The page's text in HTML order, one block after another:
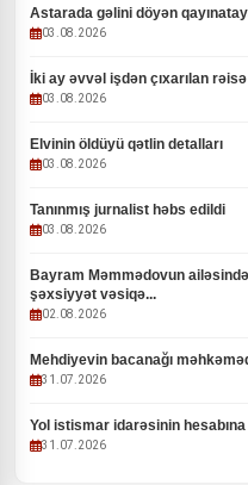
Astarada gəlini döyən
03.08.2026
İki ay əvvəl işdən çıxarılan
03.08.2026
Elvinin öldüyü qətlin detalları
03.08.2026
Tanınmış jurnalist həbs edildi
03.08.2026
Bayram Məmmədovun
şəxsiyyət vəsiqə...
02.08.2026
Mehdiyevin bacanağı
31.07.2026
Yol istismar idarəsinin
31.07.2026